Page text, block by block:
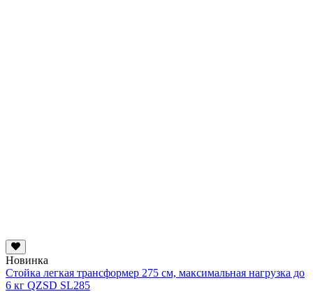
Новинка
Стойка легкая трансформер 275 см, максимальная нагрузка до
6 кг QZSD SL285